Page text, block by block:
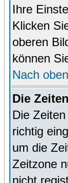
Ihre
Klicken
oberen
können
Nach oben
Die
Die
richtig
um die
Zeitzone
nicht